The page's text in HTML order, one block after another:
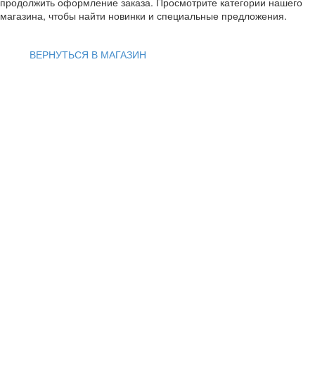
магазина, чтобы найти новинки и специальные предложения.
ВЕРНУТЬСЯ В МАГАЗИН